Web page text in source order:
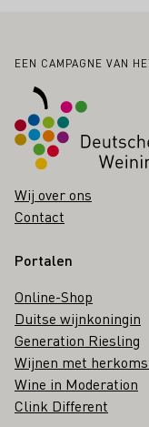
Voettekst
EEN CAMPAGNE VAN
Wij over ons
Contact
Portalen
Online-Shop
Duitse wijnkoningin
Generation Riesling
Wijnen met
Wine in Moderation
Clink Different